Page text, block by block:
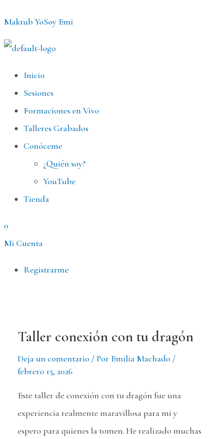
contenido
Maktub YoSoy Emi
MenúInicio
Sesiones
Formaciones en Vivo
Talleres Grabados
Conóceme
¿Quién soy?
YouTube
Tienda
0
Mi Cuenta
MenúRegistrarme
Taller conexión con tu dragón
Deja un comentario / Por Emilia Machado /
febrero 15, 2026
Este taller de conexión con tu dragón fue una
experiencia realmente maravillosa para mi y
espero para quienes la tomen. He realizado muchas